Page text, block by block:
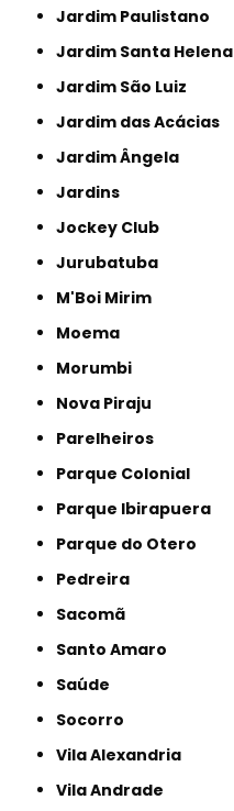
Jardim Paulistano
Jardim Santa Helena
Jardim São Luiz
Jardim das Acácias
Jardim Ângela
Jardins
Jockey Club
Jurubatuba
M'Boi Mirim
Moema
Morumbi
Nova Piraju
Parelheiros
Parque Colonial
Parque Ibirapuera
Parque do Otero
Pedreira
Sacomã
Santo Amaro
Saúde
Socorro
Vila Alexandria
Vila Andrade